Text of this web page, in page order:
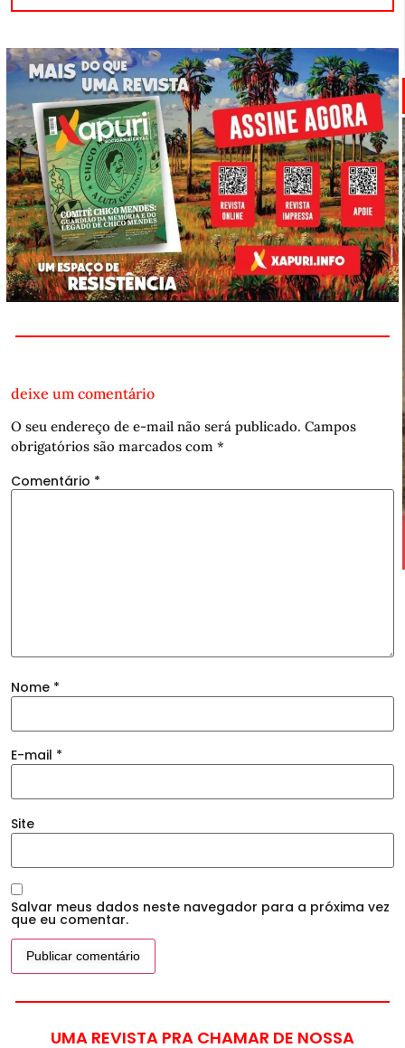
deixe um comentário
O seu endereço de e-mail não será publicado. Campos
obrigatórios são marcados com *
Comentário *
Nome *
E-mail *
Site
Salvar meus dados neste navegador para a próxima vez
que eu comentar.
UMA REVISTA PRA CHAMAR DE NOSSA